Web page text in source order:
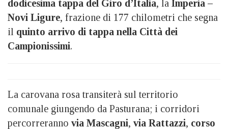
dodicesima tappa del Giro d’Italia, la Imperia –
Novi Ligure, frazione di 177 chilometri che segna
il quinto arrivo di tappa nella Città dei
Campionissimi.
La carovana rosa transiterà sul territorio
comunale giungendo da Pasturana; i corridori
percorreranno via Mascagni, via Rattazzi, corso